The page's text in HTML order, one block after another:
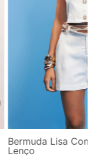
Bermuda Lisa Com
Lenço